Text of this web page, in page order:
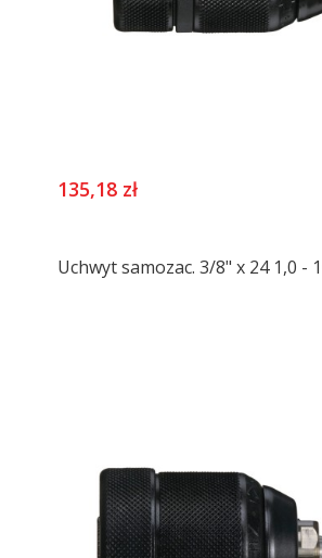
135,18 zł
Uchwyt samozac. 3/8" x 24 1,0 -